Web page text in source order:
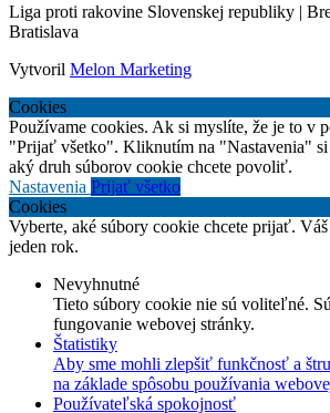
Liga proti rakovine Slovenskej republiky |
Bratislava
Vytvoril Melon Marketing
Cookies
Používame cookies. Ak si myslíte, že je to v
"Prijať všetko". Kliknutím na "Nastavenia"
aký druh súborov cookie chcete povoliť.
Nastavenia Prijať všetko
Cookies
Vyberte, aké súbory cookie chcete prijať.
jeden rok.
Nevyhnutné
Tieto súbory cookie nie sú voliteľné.
fungovanie webovej stránky.
Štatistiky
Aby sme mohli zlepšiť funkčnosť a
na základe spôsobu používania
Používateľská spokojnosť